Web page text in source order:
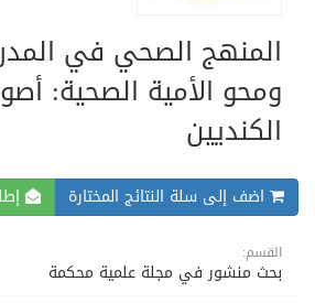
المنهج الصحي في
ومحو الأمية الصحية:
الكنديين
اضف إلى سلة النتائج المختارة
القسم:
بحث منشور في مجلة علمية محكمة